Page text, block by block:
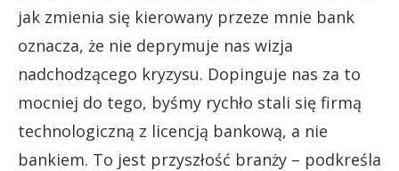
jak zmienia się kierowany przeze mnie bank
oznacza, że nie deprymuje nas wizja
nadchodzącego kryzysu. Dopinguje nas za to
mocniej do tego, byśmy rychło stali się firmą
technologiczną z licencją bankową, a nie
bankiem. To jest przyszłość branży – podkreśla